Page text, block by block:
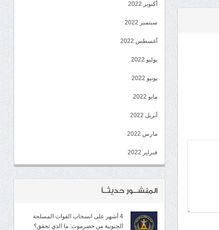
أكتوبر 2022
سبتمبر 2022
أغسطس 2022
يوليو 2022
يونيو 2022
مايو 2022
أبريل 2022
مارس 2022
فبراير 2022
المنشــور حديثــاً
4 أشهر على انسحاب القوات المسلحة
الجنوبية من حضرموت: ما الذي تحقق؟